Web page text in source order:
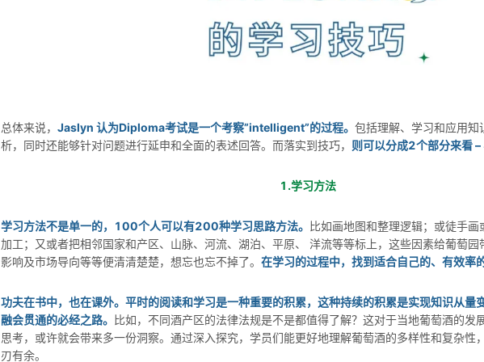
总体来说， Jaslyn 认为Diploma考试是一个考察”intelligent”的过程。 包括理解、学习和应用
析，同时还能够针对问题进行延申和全面的表述回答。而落实到技巧， 则可以分成2个部分来看
1.学习方法
学习方法不是单一的，100个人可以有200种学习思路方法。 比如画地图和整理逻辑；或徒手
加工；又或者把相邻国家和产区、山脉、河流、湖泊、平原、 洋流等等标上，这些因素给葡萄
影响及市场导向等等便清清楚楚，想忘也忘不掉了。 在学习的过程中，找到适合自己的、有效率
功夫在书中，也在课外。平时的阅读和学习是一种重要的积累，这种持续的积累是实现知识从量
融会贯通的必经之路。 比如，不同酒产区的法律法规是不是都值得了解？这对于当地葡萄酒的发
思考，或许就会带来多一份洞察。通过深入探究，学员们能更好地理解葡萄酒的多样性和复杂性
刃有余。